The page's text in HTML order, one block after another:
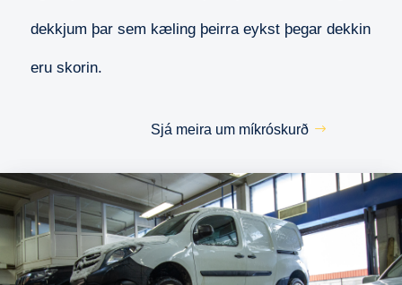
dekkjum þar sem kæling þeirra eykst þegar dekkin
eru skorin.
Sjá meira um míkróskurð